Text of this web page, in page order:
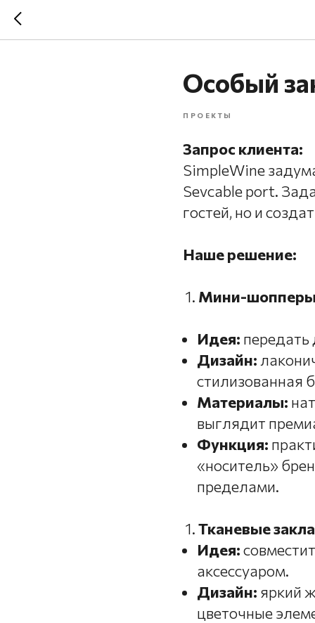
Особый
ПРОЕКТЫ
Запрос клиента:
SimpleWine
Sevcable port.
гостей, но и
Наше решение:
Мини-шопперы
Идея: передать
Дизайн:
стилизованная
Материалы:
выглядит
Функция:
«носитель»
пределами.
Тканевые
Идея:
аксессуаром.
Дизайн: яркий
цветочные